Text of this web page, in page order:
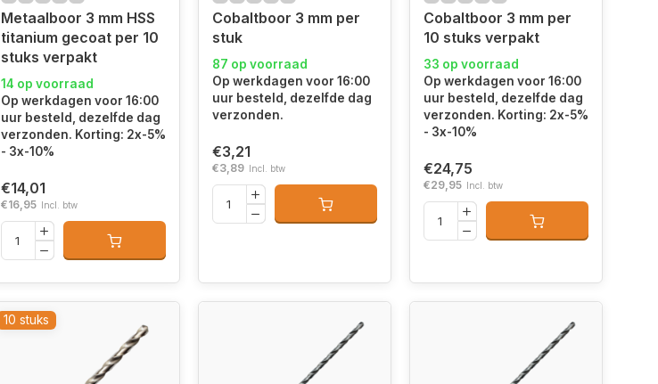
Metaalboor 3 mm HSS
titanium gecoat per 10
stuks verpakt
14 op voorraad
Op werkdagen voor 16:00
uur besteld, dezelfde dag
verzonden. Korting: 2x-5%
- 3x-10%
€14,01
€16,95 Incl. btw
Cobaltboor 3 mm per
stuk
87 op voorraad
Op werkdagen voor 16:00
uur besteld, dezelfde dag
verzonden.
€3,21
€3,89 Incl. btw
Cobaltboor 3 mm per
10 stuks verpakt
33 op voorraad
Op werkdagen voor 16:00
uur besteld, dezelfde dag
verzonden. Korting: 2x-5%
- 3x-10%
€24,75
€29,95 Incl. btw
10 stuks